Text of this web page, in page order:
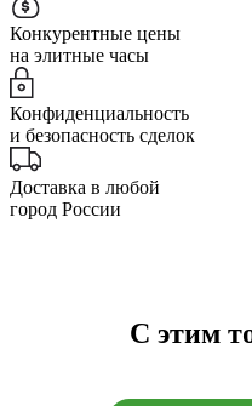
Конкурентные цены
на элитные часы
Конфиденциальность
и безопасность сделок
Доставка в любой
город России
С этим